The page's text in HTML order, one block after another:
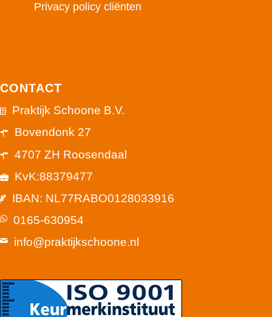
Privacy policy cliënten
CONTACT
Praktijk Schoone B.V.
Bovendonk 27
4707 ZH Roosendaal
KvK:88379477
IBAN: NL77RABO0128033916
0165-630954
info@praktijkschoone.nl